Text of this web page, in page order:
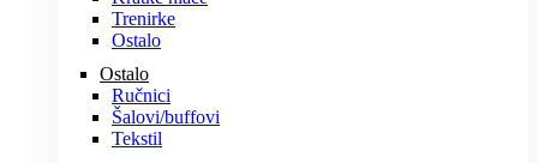
Trenirke
Ostalo
Ostalo
Ručnici
Šalovi/buffovi
Tekstil